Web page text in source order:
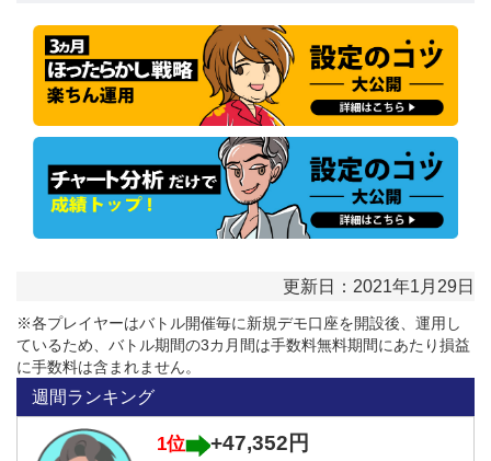
更新日：2021年1月29日
※各プレイヤーはバトル開催毎に新規デモ口座を開設後、運用し
ているため、バトル期間の3カ月間は手数料無料期間にあたり損益
に手数料は含まれません。
週間ランキング
1位
+47,352円